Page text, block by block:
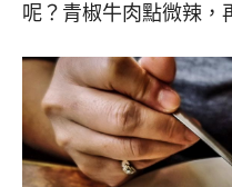
呢？青椒牛肉點微辣，